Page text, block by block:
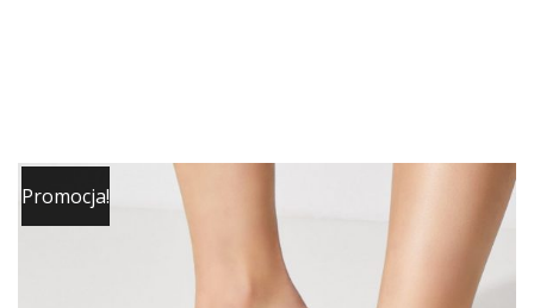
Promocja!